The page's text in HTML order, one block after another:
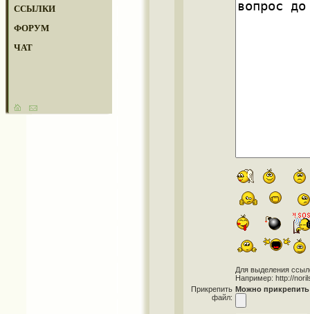
ССЫЛКИ
ФОРУМ
ЧАТ
Для выделения
Например: http://
Прикрепить
файл:
Можно